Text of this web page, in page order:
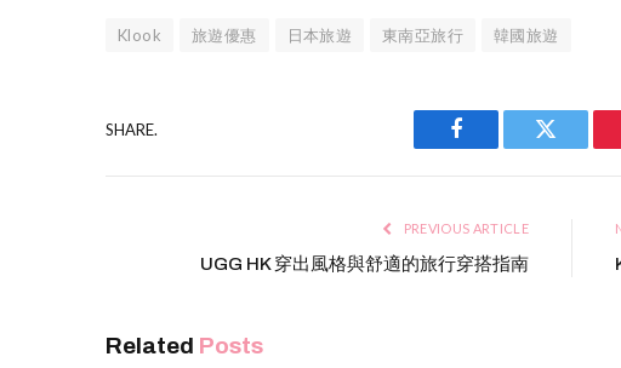
Klook 旅遊優惠 日本旅遊 東南亞旅行 韓國旅遊
SHARE.
Facebook Twitter
PREVIOUS ARTICLE
UGG HK 穿出風格與舒適的旅行穿搭指南
Related Posts